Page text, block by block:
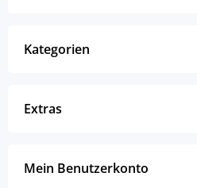
Kategorien
Extras
Mein Benutzerkonto